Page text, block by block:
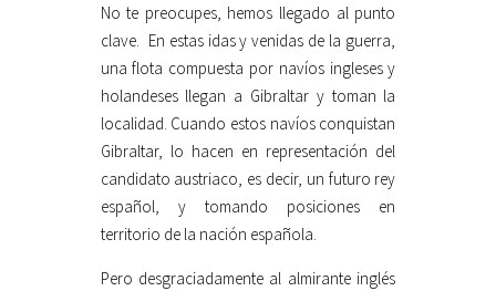
No te preocupes, hemos llegado al punto
clave. En estas idas y venidas de la guerra,
una flota compuesta por navíos ingleses y
holandeses llegan a Gibraltar y toman la
localidad. Cuando estos navíos conquistan
Gibraltar, lo hacen en representación del
candidato austriaco, es decir, un futuro rey
español, y tomando posiciones en
territorio de la nación española.
Pero desgraciadamente al almirante inglés